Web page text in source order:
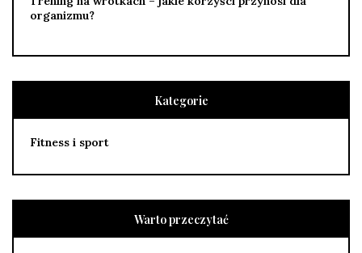
organizmu?
Kategorie
Fitness i sport
Warto przeczytać